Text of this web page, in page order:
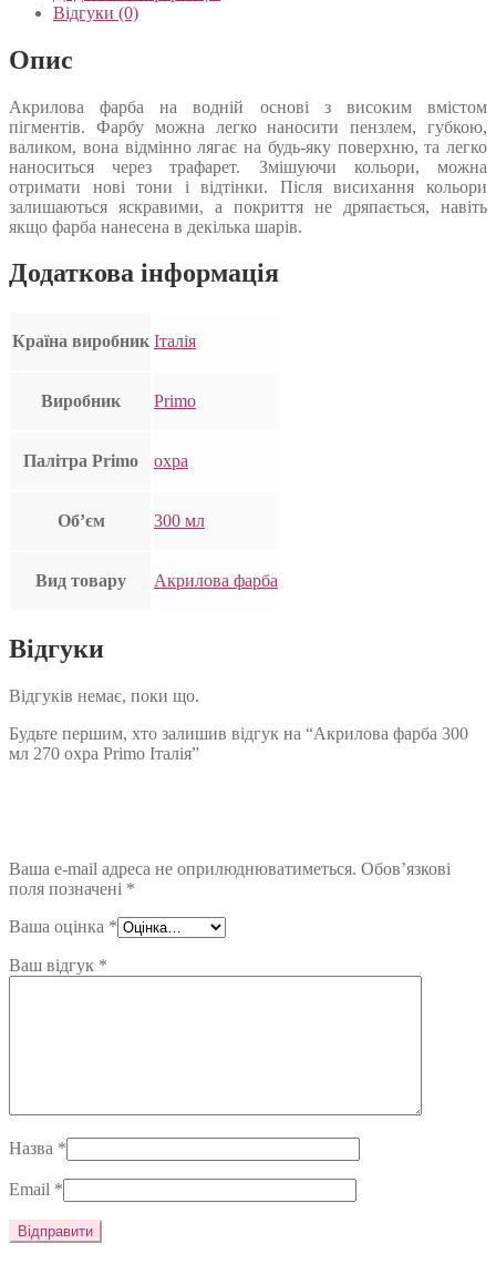
Відгуки (0)
Опис
Акрилова фарба на водній основі з високим вмістом
пігментів. Фарбу можна легко наносити пензлем, губкою,
валиком, вона відмінно лягає на будь-яку поверхню, та легко
наноситься через трафарет. Змішуючи кольори, можна
отримати нові тони і відтінки. Після висихання кольори
залишаються яскравими, а покриття не дряпається, навіть
якщо фарба нанесена в декілька шарів.
Додаткова інформація
Країна виробник Італія
Виробник Primo
Палітра Primo охра
Об’єм 300 мл
Вид товару Акрилова фарба
Відгуки
Відгуків немає, поки що.
Будьте першим, хто залишив відгук на “Акрилова фарба 300
мл 270 охра Primo Італія”
Ваша e-mail адреса не оприлюднюватиметься. Обов’язкові
поля позначені *
Ваша оцінка *
Ваш відгук *
Назва *
Email *